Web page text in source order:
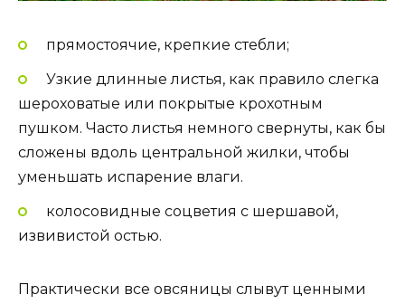
прямостоячие, крепкие стебли;
Узкие длинные листья, как правило слегка
шероховатые или покрытые крохотным
пушком. Часто листья немного свернуты, как бы
сложены вдоль центральной жилки, чтобы
уменьшать испарение влаги.
колосовидные соцветия с шершавой,
извивистой остью.
Практически все овсяницы слывут ценными